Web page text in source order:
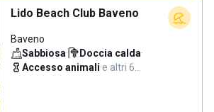
Lido Beach Club Baveno
Baveno
Sabbiosa· Doccia calda·
Accesso animali·e altri 6…